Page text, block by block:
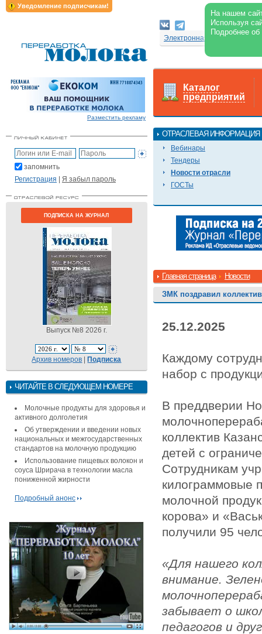
Уведомление подписчикам!
На нашем
Используя
Подробнее
Электронная версия
Разместить рекламу
запомнить
Регистрация | Я забыл пароль
ПОДПИСКА НА ЖУРНАЛ
Выпуск №8 2026 г.
Архив номеров |Подписка
ЧИТАЙТЕ В СЛЕДУЮЩЕМ НОМЕРЕ
Молочные продукты для здоровья и
активного долголетия
Об утверждении и введении новых
национальных и межгосударственных
стандартов на молочную продукцию
Использование пищевых волокон и
соуса Шрирача в технологии масла
пониженной жирности
Подробный анонс
Каталог
предприятий
ОТРАСЛЕВАЯ ИНФОРМАЦИЯ
Вебинары
Тендеры
Новости отрасли
ГОСТы
Главная страница Новости
ЗМК поздравил
25.12.2025
Каждому
набор с
В преддверии
коллектив
детей с
Сотрудникам
килограммовые
молочной
корова» и
получили 95
«Для нашего
внимание.
забывает о
педагогов и